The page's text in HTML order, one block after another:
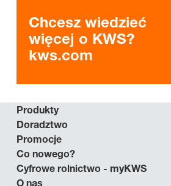
Chcesz wiedzieć
więcej o KWS?
kws.com
Produkty
Doradztwo
Promocje
Co nowego?
Cyfrowe rolnictwo - myKWS
O nas